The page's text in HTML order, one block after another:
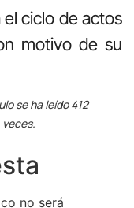
ciclo de actos
motivo de su
se ha leído 412
veces.
no será